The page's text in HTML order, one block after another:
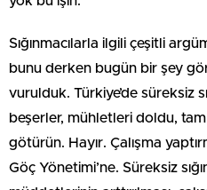
Sığınmacılarla ilgili çeşitli
bunu derken bugün bir şey
vurulduk. Türkiye’de süreksiz
beşerler, mühletleri doldu, tam
götürün. Hayır. Çalışma
Göç Yönetimi’ne. Süreksiz